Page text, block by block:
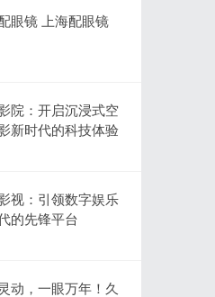
眼镜 上海配眼镜
院：开启沉浸式空
新时代的科技体验
视：引领数字娱乐
的先锋平台
动，一眼万年！久